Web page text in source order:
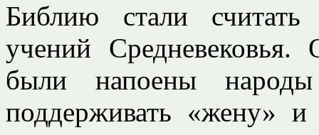
Библию стали
учений
были напоены
поддерживать «жену» и